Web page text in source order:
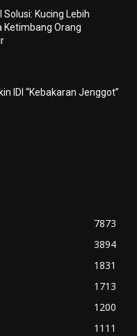
Solusi: Kucing Lebih
Ketimbang Orang
IDI “Kebakaran Jenggot”
7873
3894
1831
1713
1200
1111